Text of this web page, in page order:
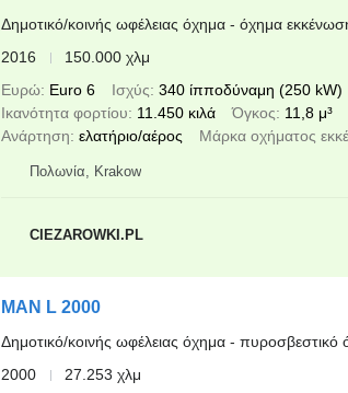
Δημοτικό/κοινής ωφέλειας όχημα - όχημα
2016
150.000 χλμ
Ευρώ Euro 6 Ισχύς 340 ίπποδύναμη (250 kW)
Ικανότητα φορτίου
11.450 κιλά Όγκος 11,8 μ³
Ανάρτηση ελατήριο/αέρος Μάρκα οχήματος
Πολωνία, Krakow
CIEZAROWKI.PL
MAN L 2000
Δημοτικό/κοινής ωφέλειας όχημα - πυροσβεστικό
2000
27.253 χλμ